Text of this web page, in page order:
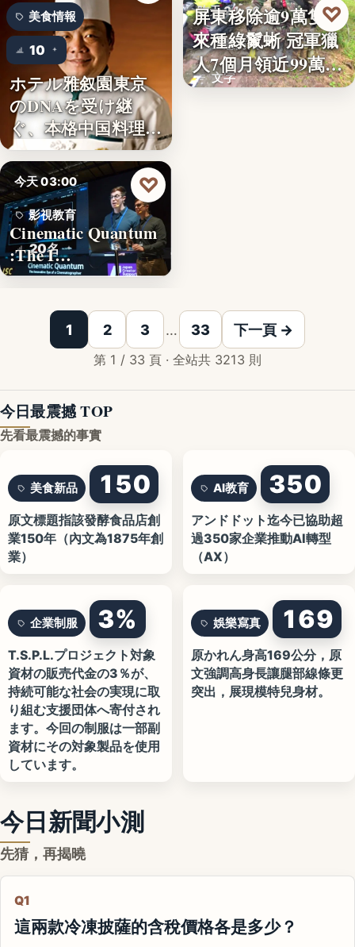
美食情報
10
ホテル雅叙園東京
のDNAを受け継
ぐ、本格中国料理店
「万福…
今天 03:00
影視教育
20名
Cinematic Quantum
:The I…
♡
昨天 21:16
生態防治
文字
屏東移除逾9萬隻外
來種綠鬣蜥 冠軍獵
人7個月領近99萬
獎…
♡
1 2 3 … 33 下一頁 →
第 1 / 33 頁 · 全站共 3213 則
今日最震撼 TOP
先看最震撼的事實
美食新品 150
原文標題指該發酵食品店創
業150年（內文為1875年創
業）
AI教育 350
アンドドット迄今已協助超
過350家企業推動AI轉型
（AX）
企業制服 3%
T.S.P.L.プロジェクト対象
資材の販売代金の3％が、
持続可能な社会の実現に取
り組む支援団体へ寄付され
ます。今回の制服は一部副
資材にその対象製品を使用
しています。
娛樂寫真 169
原かれん身高169公分，原
文強調高身長讓腿部線條更
突出，展現模特兒身材。
今日新聞小測
先猜，再揭曉
Q1
這兩款冷凍披薩的含稅價格各是多少？